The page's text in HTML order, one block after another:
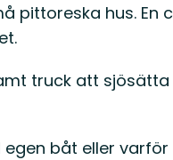
pittoreska hus. En
truck att
båt eller